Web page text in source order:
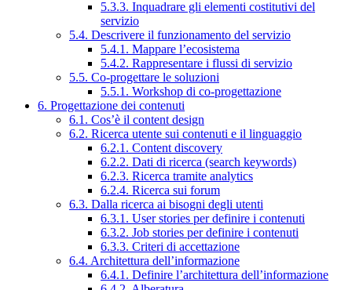
5.3.3. Inquadrare gli elementi costitutivi del
servizio
5.4. Descrivere il funzionamento del servizio
5.4.1. Mappare l’ecosistema
5.4.2. Rappresentare i flussi di servizio
5.5. Co-progettare le soluzioni
5.5.1. Workshop di co-progettazione
6. Progettazione dei contenuti
6.1. Cos’è il content design
6.2. Ricerca utente sui contenuti e il linguaggio
6.2.1. Content discovery
6.2.2. Dati di ricerca (search keywords)
6.2.3. Ricerca tramite analytics
6.2.4. Ricerca sui forum
6.3. Dalla ricerca ai bisogni degli utenti
6.3.1. User stories per definire i contenuti
6.3.2. Job stories per definire i contenuti
6.3.3. Criteri di accettazione
6.4. Architettura dell’informazione
6.4.1. Definire l’architettura dell’informazione